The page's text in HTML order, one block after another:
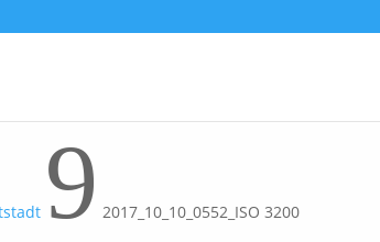
9 2017_10_10_0552_ISO 3200